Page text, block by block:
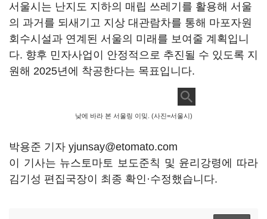
서울시는 난지도 지하의 매립 쓰레기를 활용해 서울
의 과거를 되새기고 지상 대관람차를 통해 마포자원
회수시설과 연계된 서울의 미래를 보여줄 계획입니
다. 향후 민자사업이 안정적으로 추진될 수 있도록 지
원해 2025년에 착공한다는 목표입니다.
낮에 바라 본 서울링 이밎. (사진=서울시)
박용준 기자 yjunsay@etomato.com
이 기사는 뉴스토마토 보도준칙 및 윤리강령에 따라
김기성 편집국장이 최종 확인·수정했습니다.